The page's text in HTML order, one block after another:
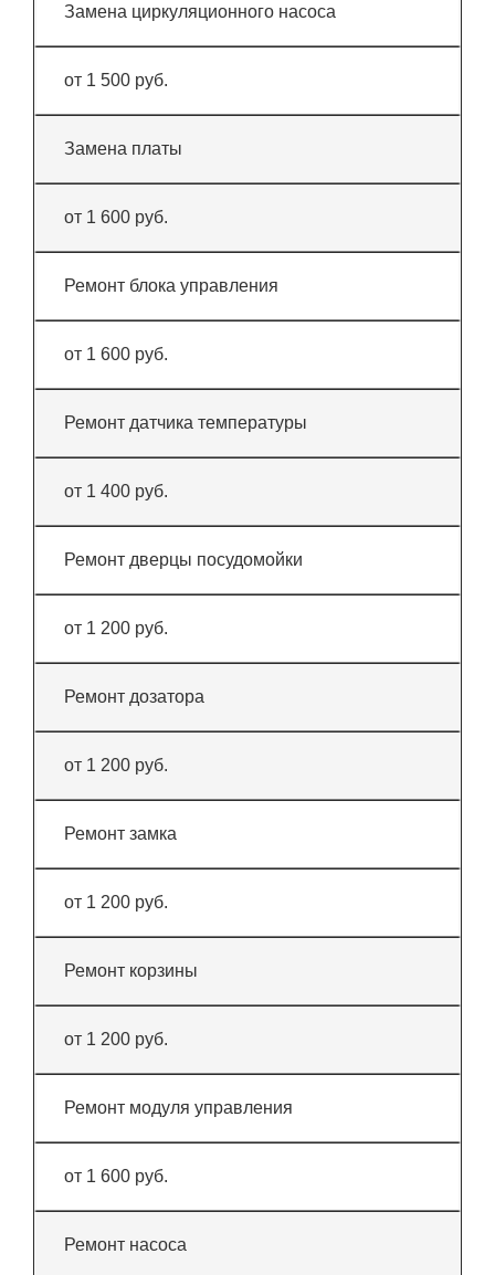
Замена циркуляционного насоса
от 1 500 руб.
Замена платы
от 1 600 руб.
Ремонт блока управления
от 1 600 руб.
Ремонт датчика температуры
от 1 400 руб.
Ремонт дверцы посудомойки
от 1 200 руб.
Ремонт дозатора
от 1 200 руб.
Ремонт замка
от 1 200 руб.
Ремонт корзины
от 1 200 руб.
Ремонт модуля управления
от 1 600 руб.
Ремонт насоса